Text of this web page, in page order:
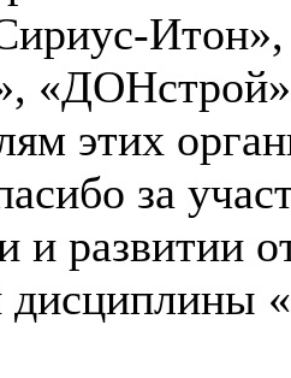
этих
за
и развитии
дисциплины